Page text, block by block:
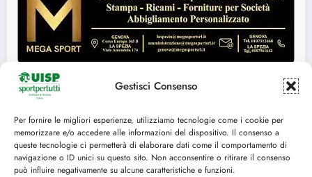
Gestisci Consenso
Per fornire le migliori esperienze, utilizziamo tecnologie come i cookie per
memorizzare e/o accedere alle informazioni del dispositivo. Il consenso a
queste tecnologie ci permetterà di elaborare dati come il comportamento di
navigazione o ID unici su questo sito. Non acconsentire o ritirare il consenso
può influire negativamente su alcune caratteristiche e funzioni.
Seguici su:
FACEBOOK
TWITTER